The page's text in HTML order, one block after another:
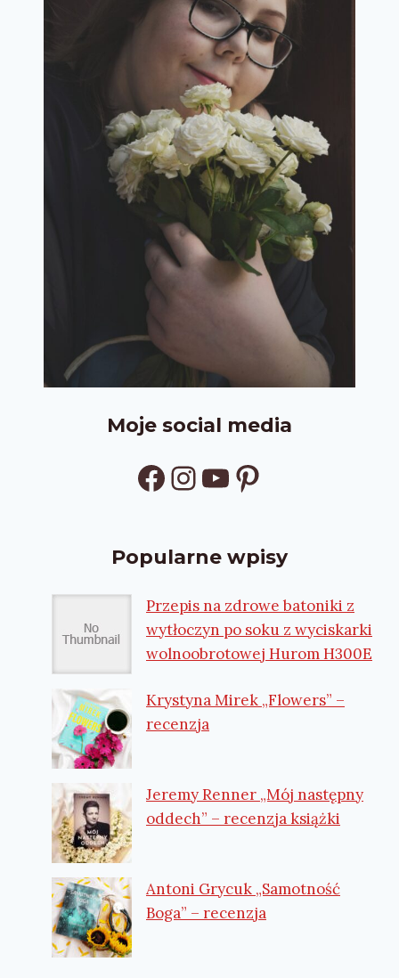
Moje social media
Facebook
Instagram
YouTube
Pinterest
Popularne wpisy
Przepis na zdrowe batoniki z
wytłoczyn po soku z wyciskarki
wolnoobrotowej Hurom H300E
Krystyna Mirek „Flowers” –
recenzja
Jeremy Renner „Mój następny
oddech” – recenzja książki
Antoni Grycuk „Samotność
Boga” – recenzja